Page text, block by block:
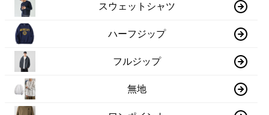
スウェットシャツ
ハーフジップ
フルジップ
無地